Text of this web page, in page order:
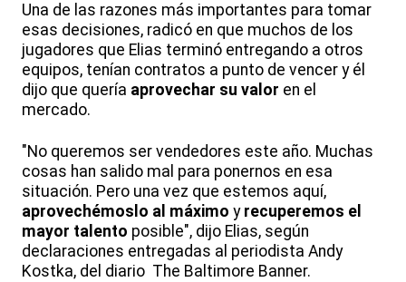
Una de las razones más importantes para tomar
esas decisiones, radicó en que muchos de los
jugadores que Elias terminó entregando a otros
equipos, tenían contratos a punto de vencer y él
dijo que quería aprovechar su valor en el
mercado.
"No queremos ser vendedores este año. Muchas
cosas han salido mal para ponernos en esa
situación. Pero una vez que estemos aquí,
aprovechémoslo al máximo y recuperemos el
mayor talento posible", dijo Elias, según
declaraciones entregadas al periodista Andy
Kostka, del diario The Baltimore Banner.